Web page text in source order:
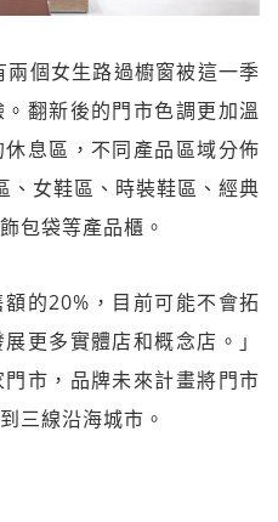
個女生路過櫥窗被這一季
翻新後的門市色調更加溫
息區，不同產品區域分佈
、女鞋區、時裝鞋區、經典
包袋等產品櫃。
額的20%，目前可能不會拓
更多實體店和概念店。」
市，品牌未來計畫將門市
三線沿海城市。